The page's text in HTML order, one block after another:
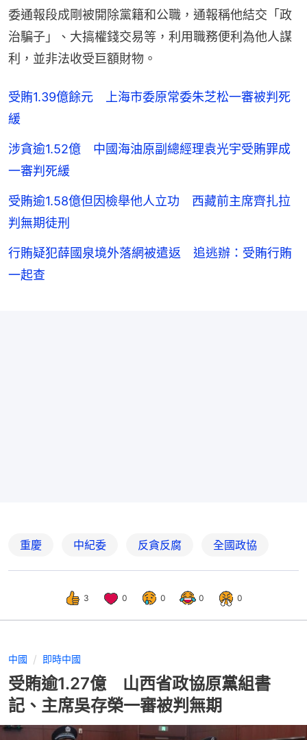
委通報段成剛被開除黨籍和公職，通報稱他結交「政
治騙子」、大搞權錢交易等，利用職務便利為他人謀
利，並非法收受巨額財物。
受賄1.39億餘元 上海市委原常委朱芝松一審被判死
緩
涉貪逾1.52億 中國海油原副總經理袁光宇受賄罪成
一審判死緩
受賄逾1.58億但因檢舉他人立功 西藏前主席齊扎拉
判無期徒刑
行賄疑犯薛國泉境外落網被遣返 追逃辦：受賄行賄
一起查
重慶 中紀委 反貪反腐 全國政協
3 0 0 0 0
中國 即時中國
受賄逾1.27億 山西省政協原黨組書
記、主席吳存榮一審被判無期